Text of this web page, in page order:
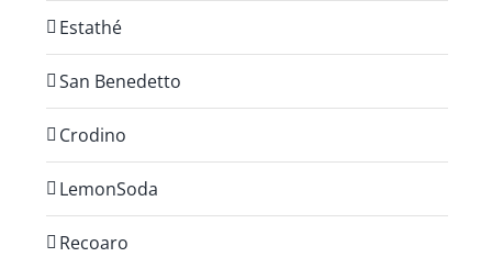
Estathé
San Benedetto
Crodino
LemonSoda
Recoaro